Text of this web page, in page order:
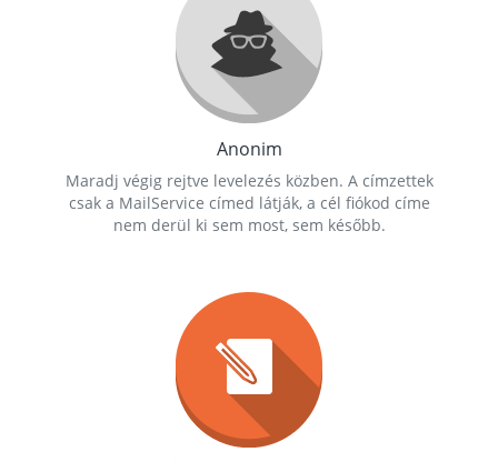
Anonim
Maradj végig rejtve levelezés közben. A címzettek
csak a MailService címed látják, a cél fiókod címe
nem derül ki sem most, sem később.